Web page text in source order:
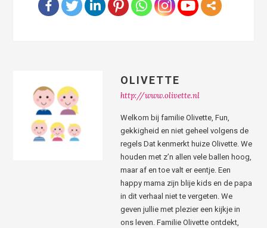
OLIVETTE
http://www.olivette.nl
Welkom bij familie Olivette, Fun,
gekkigheid en niet geheel volgens de
regels Dat kenmerkt huize Olivette. We
houden met z’n allen vele ballen hoog,
maar af en toe valt er eentje. Een
happy mama zijn blije kids en de papa
in dit verhaal niet te vergeten. We
geven jullie met plezier een kijkje in
ons leven. Familie Olivette ontdekt,